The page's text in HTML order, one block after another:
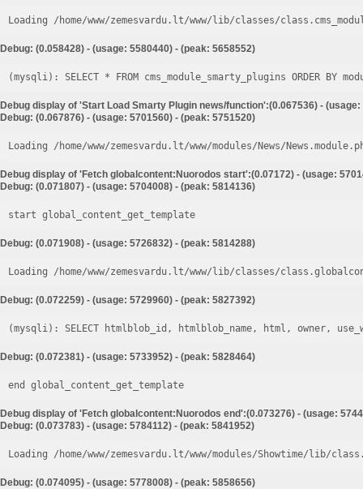
Loading /home/www/zemesvardu.lt/www/lib/classes/
Debug: (0.058428) - (usage: 5580440) - (peak: 5658552)
Debug display of 'Start Load Smarty Plugin news/function':(0.067536) -
Debug: (0.067876) - (usage: 5701560) - (peak: 5751520)
Loading /home/www/zemesvardu.lt/www/modules/News/
Debug display of 'Fetch globalcontent:Nuorodos start':(0.07172) - (usage:
Debug: (0.071807) - (usage: 5704008) - (peak: 5814136)
start global_content_get_template
Debug: (0.071908) - (usage: 5726832) - (peak: 5814288)
Loading /home/www/zemesvardu.lt/www/lib/classes/
Debug: (0.072259) - (usage: 5729960) - (peak: 5827392)
Debug: (0.072381) - (usage: 5733952) - (peak: 5828464)
end global_content_get_template
Debug display of 'Fetch globalcontent:Nuorodos end':(0.073276) - (usage:
Debug: (0.073783) - (usage: 5784112) - (peak: 5841952)
Loading /home/www/zemesvardu.lt/www/modules/Showtime/lib/
Debug: (0.074095) - (usage: 5778008) - (peak: 5858656)